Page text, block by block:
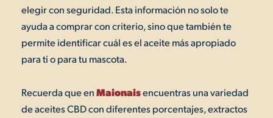
elegir con seguridad. Esta información no solo te
ayuda a comprar con criterio, sino que también te
permite identificar cuál es el aceite más apropiado
para ti o para tu mascota.
Recuerda que enMaionaisencuentras una variedad
de aceites CBD con diferentes porcentajes, extractos